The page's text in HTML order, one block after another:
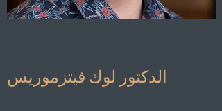
الدكتور لوك فيتزموريس